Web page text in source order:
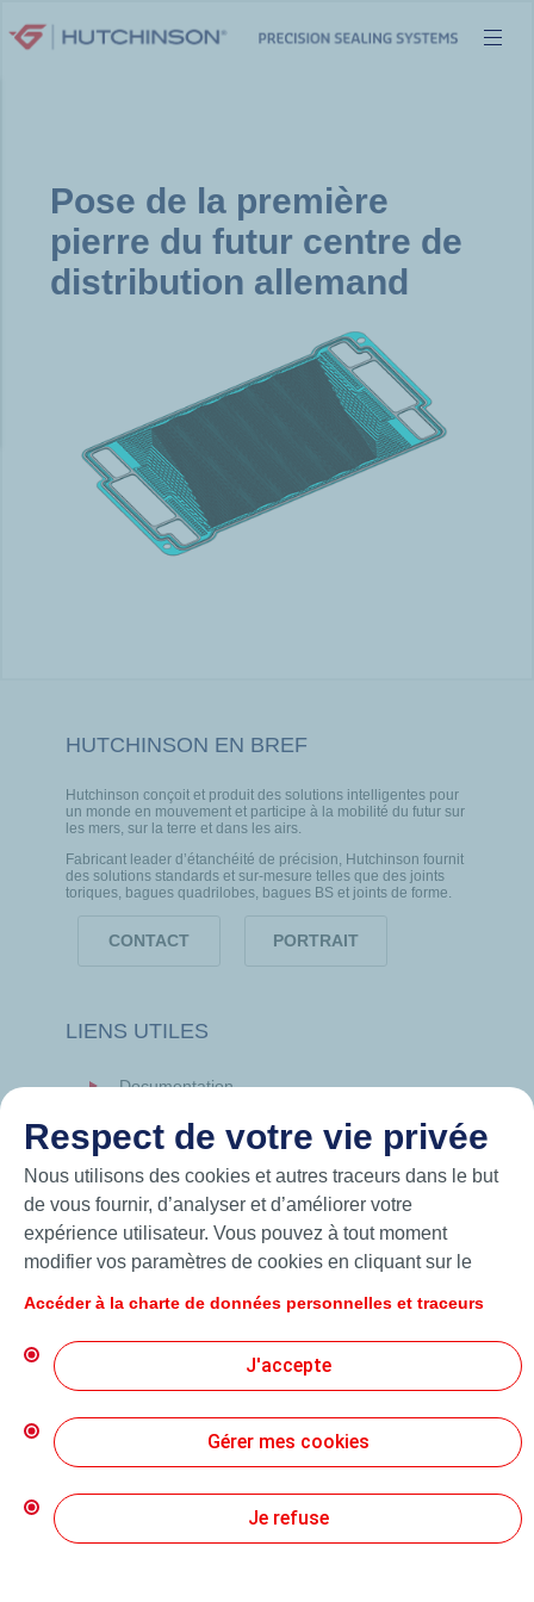
au
Pose de la première
pierre du futur centre de
distribution allemand
HUTCHINSON EN BREF
Hutchinson conçoit et produit des solutions intelligentes pour
un monde en mouvement et participe à la mobilité du futur sur
les mers, sur la terre et dans les airs.
Fabricant leader d’étanchéité de précision, Hutchinson fournit
des solutions standards et sur-mesure telles que des joints
toriques, bagues quadrilobes, bagues BS et joints de forme.
CONTACT PORTRAIT
LIENS UTILES
Documentation
Hutchinson.com
© 2026 Hutchinson Precision Sealing Systems
Charte de Protection des Données Personnelles
Conditions Générales d’Utilisation
Respect de votre vie privée
Nous utilisons des cookies et autres traceurs dans le but
de vous fournir, d’analyser et d’améliorer votre
expérience utilisateur. Vous pouvez à tout moment
modifier vos paramètres de cookies en cliquant sur le
« J’accepte », vous acceptez le dépôt de l’ensemble des
cookies. Dans le cas où vous cliquez sur « Je refuse »,
seuls les cookies techniques nécessaires au bon
d’informations, vous pouvez consulter la page « Charte
de données personnelles et traceurs ».
Accéder à la charte de données personnelles et traceurs
J'accepte
Gérer mes cookies
Je refuse